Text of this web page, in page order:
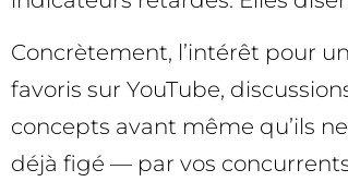
Concrètement, l’intérêt pour
favoris sur YouTube,
concepts avant même qu’ils
déjà figé — par vos